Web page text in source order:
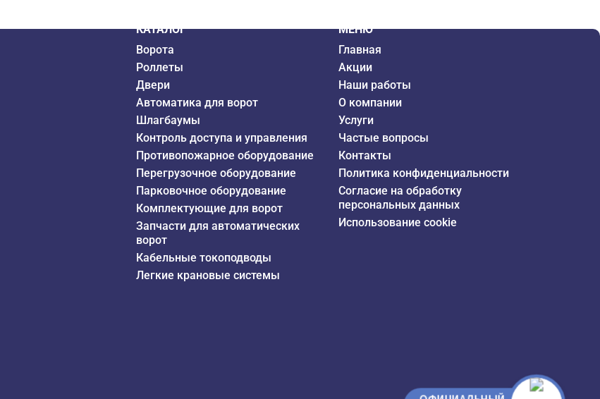
КАТАЛОГ
Ворота
Роллеты
Двери
Автоматика для ворот
Шлагбаумы
Контроль доступа и управления
Противопожарное оборудование
Перегрузочное оборудование
Парковочное оборудование
Комплектующие для ворот
Запчасти для автоматических
ворот
Кабельные токоподводы
Легкие крановые системы
МЕНЮ
Главная
Акции
Наши работы
О компании
Услуги
Частые вопросы
Контакты
Политика конфиденциальности
Согласие на обработку
персональных данных
Использование cookie